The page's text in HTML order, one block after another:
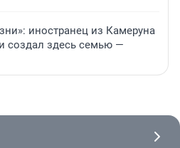
иностранец из Камеруна
создал здесь семью —